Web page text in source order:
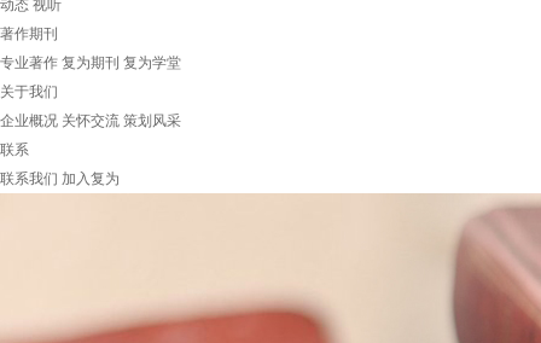
动态 视听
著作期刊
专业著作 复为期刊 复为学堂
关于我们
企业概况 关怀交流 策划风采
联系
联系我们 加入复为